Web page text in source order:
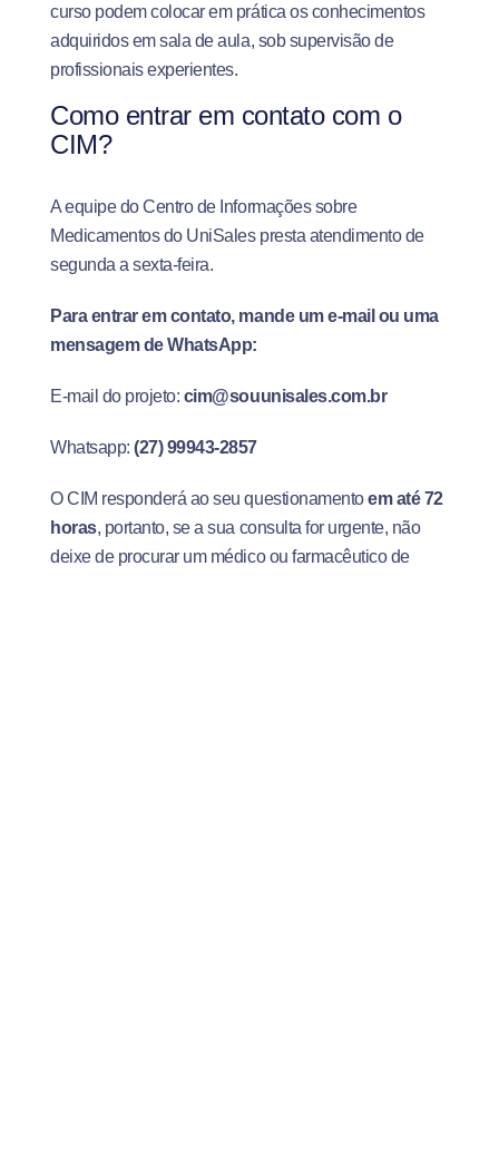
curso podem colocar em prática os conhecimentos
adquiridos em sala de aula, sob supervisão de
profissionais experientes.
Como entrar em contato com o
CIM?
A equipe do Centro de Informações sobre
Medicamentos do UniSales presta atendimento de
segunda a sexta-feira.
Para entrar em contato, mande um e-mail ou uma
mensagem de WhatsApp:
E-mail do projeto: cim@souunisales.com.br
Whatsapp:(27) 99943-2857
O CIM responderá ao seu questionamentoem até 72
horas, portanto, se a sua consulta for urgente, não
deixe de procurar um médico ou farmacêutico de